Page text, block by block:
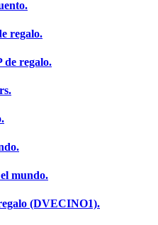
regalo.
de regalo.
mundo.
(DVECINO1).